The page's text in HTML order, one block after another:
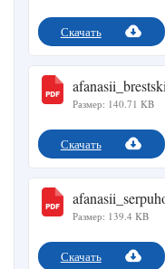
Скачать
Размер: 140.71 KB
Скачать
Размер: 139.4 KB
Скачать